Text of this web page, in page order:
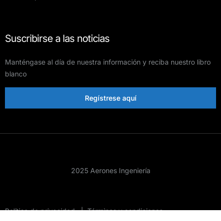
Suscribirse a las noticias
Manténgase al día de nuestra información y reciba nuestro libro
blanco
Regístrese aquí
2025 Aerones Ingeniería
Política de privacidad | Términos y condiciones